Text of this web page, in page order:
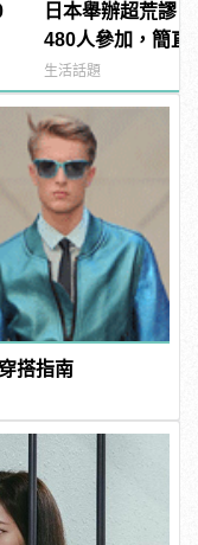
日本舉辦超荒謬
480人參加，簡直
manfashion這樣
生活話題
搭指南